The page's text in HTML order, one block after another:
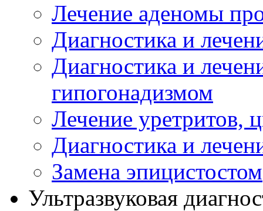
Лечение аденомы
Диагностика и
Диагностика и
гипогонадизмом
Лечение уретритов,
Диагностика и
Замена эпицистостом
Ультразвуковая